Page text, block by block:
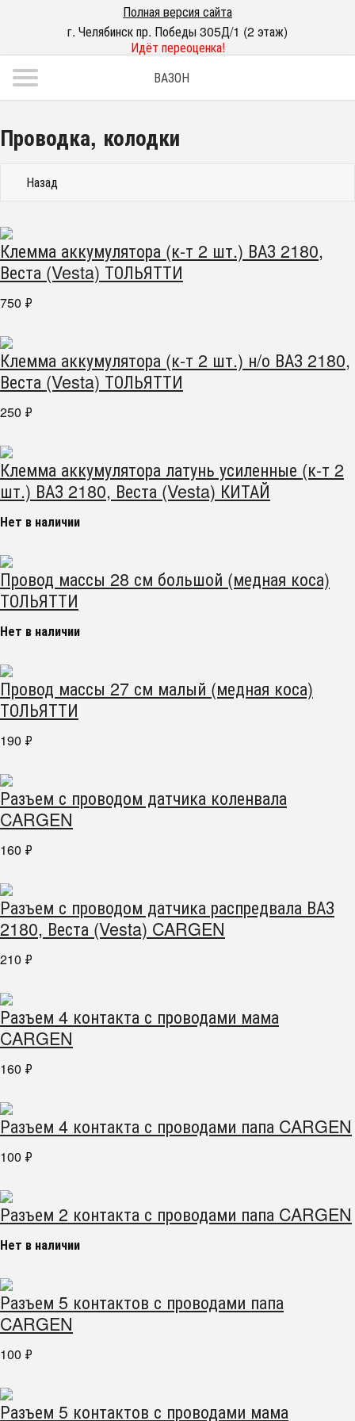
Полная версия сайта
г. Челябинск пр. Победы 305Д/1 (2 этаж)
Идёт переоценка!
ВАЗОН
Проводка, колодки
Назад
Клемма аккумулятора (к-т 2 шт.) ВАЗ 2180,
Веста (Vesta) ТОЛЬЯТТИ
750 ₽
Клемма аккумулятора (к-т 2 шт.) н/о ВАЗ 2180,
Веста (Vesta) ТОЛЬЯТТИ
250 ₽
Клемма аккумулятора латунь усиленные (к-т 2
шт.) ВАЗ 2180, Веста (Vesta) КИТАЙ
Нет в наличии
Провод массы 28 см большой (медная коса)
ТОЛЬЯТТИ
Нет в наличии
Провод массы 27 см малый (медная коса)
ТОЛЬЯТТИ
190 ₽
Разъем с проводом датчика коленвала
CARGEN
160 ₽
Разъем с проводом датчика распредвала ВАЗ
2180, Веста (Vesta) CARGEN
210 ₽
Разъем 4 контакта с проводами мама
CARGEN
160 ₽
Разъем 4 контакта с проводами папа CARGEN
100 ₽
Разъем 2 контакта с проводами папа CARGEN
Нет в наличии
Разъем 5 контактов с проводами папа
CARGEN
100 ₽
Разъем 5 контактов с проводами мама